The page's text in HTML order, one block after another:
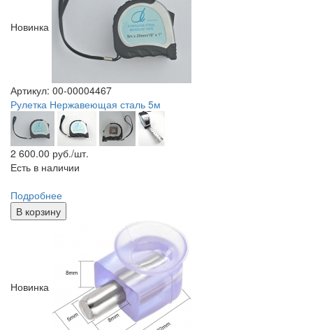
Новинка
Артикул: 00-00004467
Рулетка Нержавеющая сталь 5м
2 600.00 руб./шт.
Есть в наличии
Подробнее
В корзину
Новинка